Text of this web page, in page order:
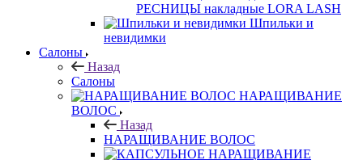
РЕСНИЦЫ накладные LORA LASH
Шпильки и
невидимки
Салоны
Назад
Салоны
НАРАЩИВАНИЕ
ВОЛОС
Назад
НАРАЩИВАНИЕ ВОЛОС